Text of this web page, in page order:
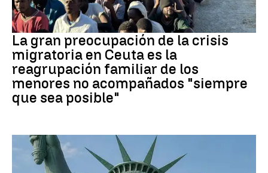
CRISIS MIGRATORIA
La gran preocupación de la crisis
migratoria en Ceuta es la
reagrupación familiar de los
menores no acompañados "siempre
que sea posible"